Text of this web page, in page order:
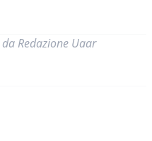
da Redazione Uaar